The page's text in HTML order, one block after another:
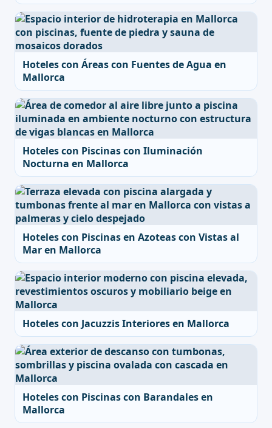
Hoteles con Áreas con Fuentes de Agua en
Mallorca
Hoteles con Piscinas con Iluminación
Nocturna en Mallorca
Hoteles con Piscinas en Azoteas con Vistas al
Mar en Mallorca
Hoteles con Jacuzzis Interiores en Mallorca
Hoteles con Piscinas con Barandales en
Mallorca